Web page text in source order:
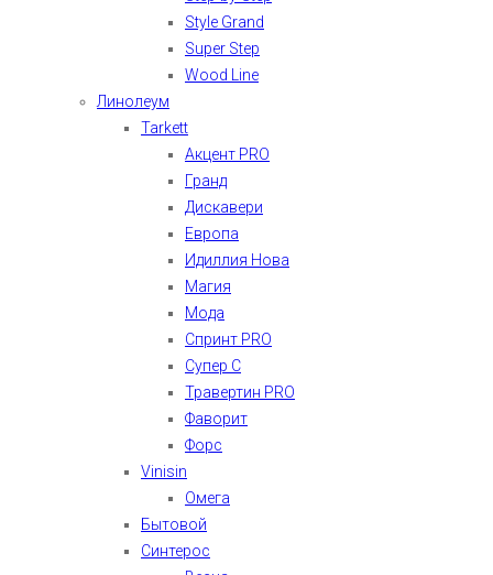
Style Grand
Super Step
Wood Line
Линолеум
Tarkett
Акцент PRO
Гранд
Дискавери
Европа
Идиллия Нова
Магия
Мода
Спринт PRO
Супер С
Травертин PRO
Фаворит
Форс
Vinisin
Омега
Бытовой
Синтерос